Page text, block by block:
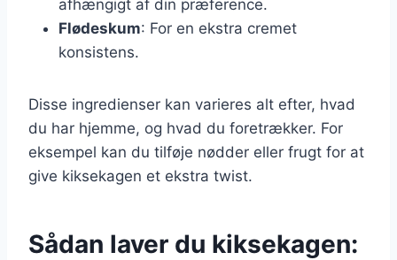
afhængigt af din præference.
Flødeskum: For en ekstra cremet
konsistens.
Disse ingredienser kan varieres alt efter, hvad
du har hjemme, og hvad du foretrækker. For
eksempel kan du tilføje nødder eller frugt for at
give kiksekagen et ekstra twist.
Sådan laver du kiksekagen: